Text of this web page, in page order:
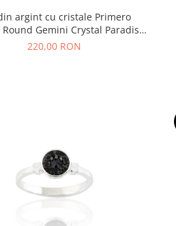
argint cu cristale Primero
Round Gemini Crystal Paradise
Shine
220,00 RON